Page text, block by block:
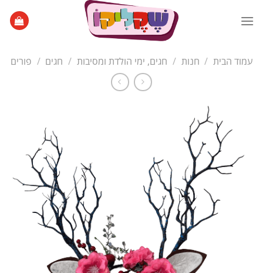
עמוד הבית / חנות / חגים, ימי הולדת ומסיבות / חגים / פורים